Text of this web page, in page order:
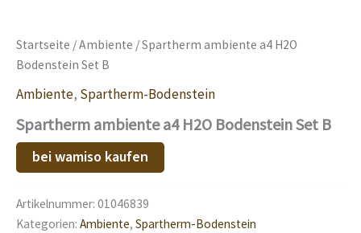
Startseite /Ambiente / Spartherm ambiente a4 H2O
Bodenstein Set B
Ambiente, Spartherm-Bodenstein
Spartherm ambiente a4 H2O Bodenstein Set B
bei wamiso kaufen
Artikelnummer: 01046839
Kategorien: Ambiente, Spartherm-Bodenstein